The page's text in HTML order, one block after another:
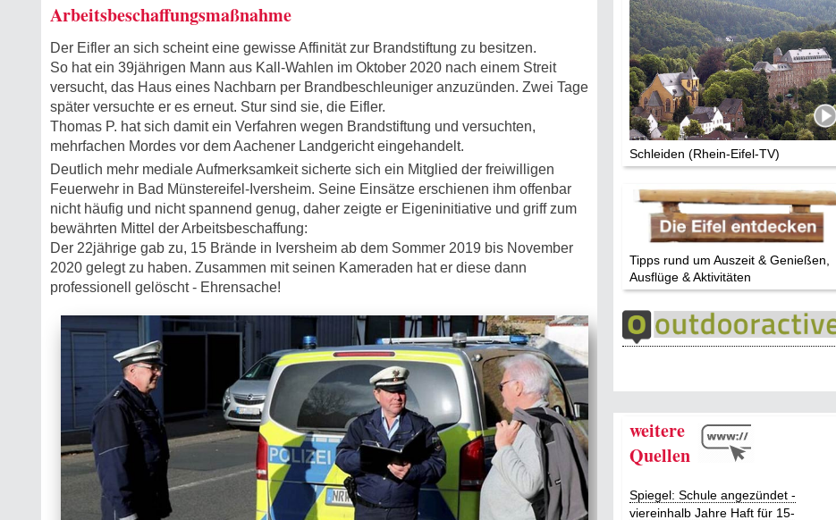
Arbeitsbeschaffungsmaßnahme
Der Eifler an sich scheint eine gewisse Affinität zur Brandstiftung zu besitzen.
So hat ein 39jährigen Mann aus Kall-Wahlen im Oktober 2020 nach einem Streit
versucht, das Haus eines Nachbarn per Brandbeschleuniger anzuzünden. Zwei Tage
später versuchte er es erneut. Stur sind sie, die Eifler.
Thomas P. hat sich damit ein Verfahren wegen Brandstiftung und versuchten,
mehrfachen Mordes vor dem Aachener Landgericht eingehandelt.
Deutlich mehr mediale Aufmerksamkeit sicherte sich ein Mitglied der freiwilligen
Feuerwehr in Bad Münstereifel-Iversheim. Seine Einsätze erschienen ihm offenbar
nicht häufig und nicht spannend genug, daher zeigte er Eigeninitiative und griff zum
bewährten Mittel der Arbeitsbeschaffung:
Der 22jährige gab zu, 15 Brände in Iversheim ab dem Sommer 2019 bis November
2020 gelegt zu haben. Zusammen mit seinen Kameraden hat er diese dann
professionell gelöscht - Ehrensache!
Schleiden (Rhein-Eifel-TV)
Tipps rund um Auszeit & Genießen,
Ausflüge & Aktivitäten
weitere
Quellen
Spiegel: Schule angezündet -
viereinhalb Jahre Haft für 15-